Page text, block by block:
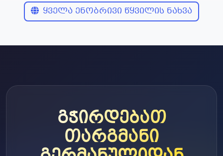
ყველა ენობრივი წყვილის ნახვა
გჭირდებათ
თარგმანი